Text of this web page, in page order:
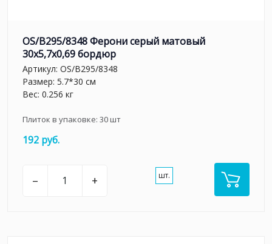
OS/B295/8348 Ферони серый матовый
30x5,7x0,69 бордюр
Артикул: OS/B295/8348
Размер: 5.7*30 см
Вес: 0.256 кг
Плиток в упаковке: 30шт
192 руб.
– + шт.